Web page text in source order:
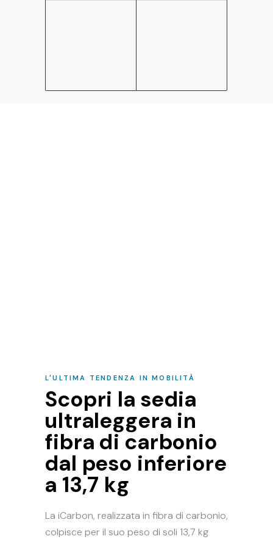
L'ULTIMA TENDENZA IN MOBILITÀ
Scopri la sedia
ultraleggera in
fibra di carbonio
dal peso inferiore
a 13,7 kg
La iCarbon, realizzata in fibra di carbonio,
colpisce per il suo peso di soli 13,7 kg